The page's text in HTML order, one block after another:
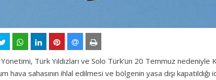
Türk Yıldızları ve Solo Türk’ün 20 Temmuz
hava sahasının ihlal edilmesi ve bölgenin yasa dışı kapatıldığı